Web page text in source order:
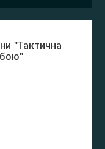
"Тактична
бою"